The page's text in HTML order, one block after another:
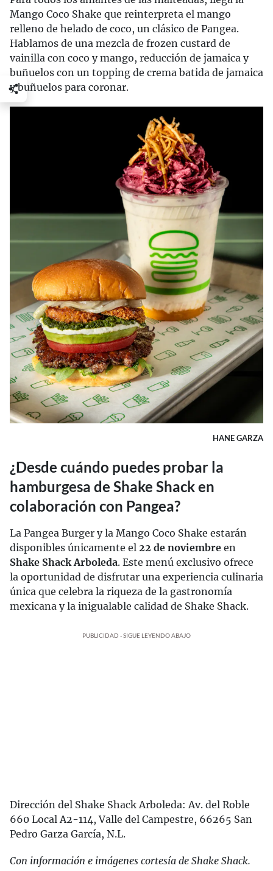
Mango Coco Shake que reinterpreta el mango
relleno de helado de coco, un clásico de Pangea.
Hablamos de una mezcla de frozen custard de
vainilla con coco y mango, reducción de jamaica y
buñuelos con un topping de crema batida de jamaica
y buñuelos para coronar.
HANE GARZA
¿Desde cuándo puedes probar la
hamburgesa de Shake Shack en
colaboración con Pangea?
La Pangea Burger y la Mango Coco Shake estarán
disponibles únicamente el 22 de noviembre en
Shake Shack Arboleda. Este menú exclusivo ofrece
la oportunidad de disfrutar una experiencia culinaria
única que celebra la riqueza de la gastronomía
mexicana y la inigualable calidad de Shake Shack.
PUBLICIDAD - SIGUE LEYENDO ABAJO
Dirección del Shake Shack Arboleda: Av. del Roble
660 Local A2-114, Valle del Campestre, 66265 San
Pedro Garza García, N.L.
Con información e imágenes cortesía de Shake Shack.